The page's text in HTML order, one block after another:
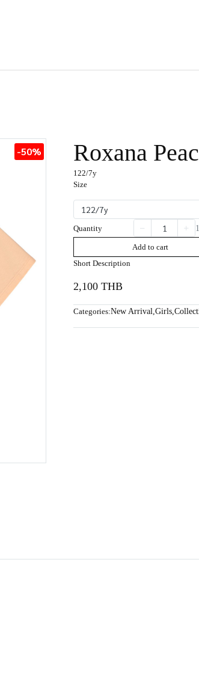
-50% Roxana
122/7y
Size
122/7y
Quantity
Add to cart
Short Description
2,100 THB
Categories:New Arrival,Girls,